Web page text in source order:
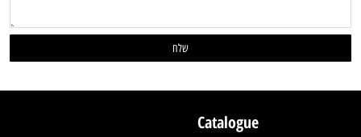
Catalogue